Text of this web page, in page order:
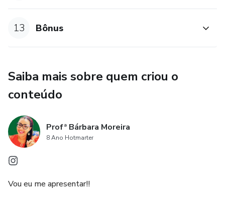
13 Bônus
Saiba mais sobre quem criou o
conteúdo
Profª Bárbara Moreira
8 Ano Hotmarter
Vou eu me apresentar!!